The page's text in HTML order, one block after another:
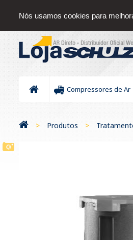
Compressores de Ar
> Produtos >
Nós usamos cookies para